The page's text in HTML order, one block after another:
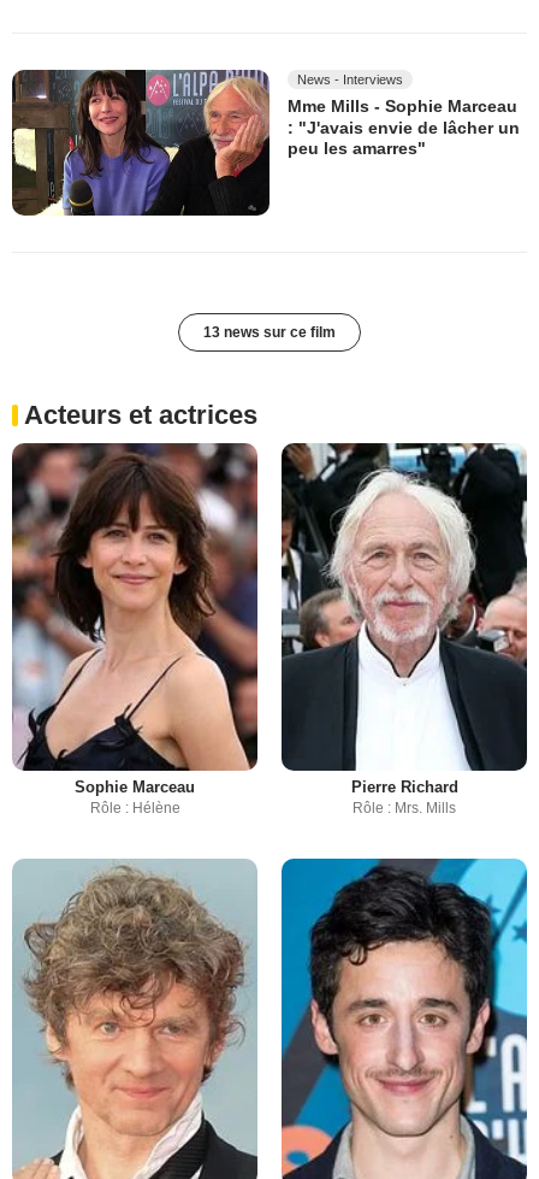
News - Interviews
Mme Mills - Sophie Marceau
: "J'avais envie de lâcher un
peu les amarres"
13 news sur ce film
Acteurs et actrices
Sophie Marceau
Rôle : Hélène
Pierre Richard
Rôle : Mrs. Mills